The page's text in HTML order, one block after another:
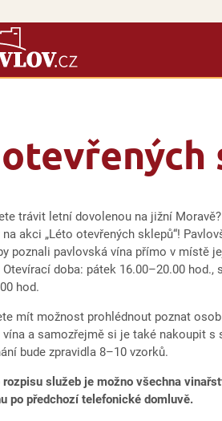
trávit letní dovolenou na jižní
akci „Léto otevřených sklepů“!
poznali pavlovská vína přímo v místě
doba: pátek 16.00–20.00 hod.,
hod.
mít možnost prohlédnout poznat
a samozřejmě si je také nakoupit s
bude zpravidla 8–10 vzorků.
rozpisu služeb je možno všechna
po předchozí telefonické domluvě.